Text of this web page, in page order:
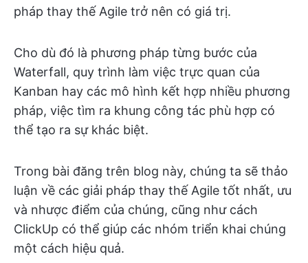
pháp thay thế Agile trở nên có giá trị.
Cho dù đó là phương pháp từng bước của
Waterfall, quy trình làm việc trực quan của
Kanban hay các mô hình kết hợp nhiều phương
pháp, việc tìm ra khung công tác phù hợp có
thể tạo ra sự khác biệt.
Trong bài đăng trên blog này, chúng ta sẽ thảo
luận về các giải pháp thay thế Agile tốt nhất, ưu
và nhược điểm của chúng, cũng như cách
ClickUp có thể giúp các nhóm triển khai chúng
một cách hiệu quả.